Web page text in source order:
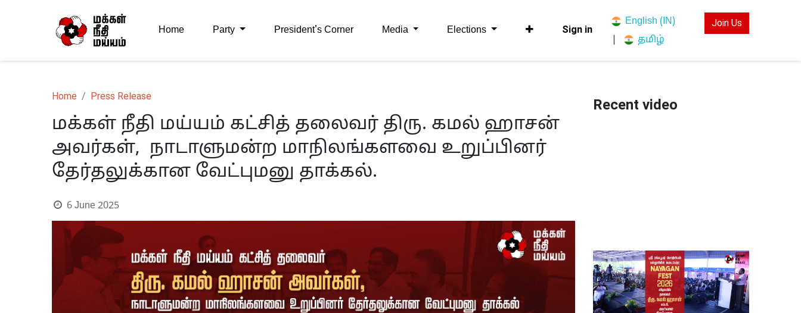
Home Party President's Corner Media Elections Sign in
English (IN)
தமிழ்
Join Us
Home Press Release
மக்கள் நீதி மய்யம் கட்சித் தலைவர் திரு. கமல் ஹாசன்
அவர்கள், நாடாளுமன்ற மாநிலங்களவை உறுப்பினர்
தேர்தலுக்கான வேட்புமனு தாக்கல்.
6 June 2025
Recent video